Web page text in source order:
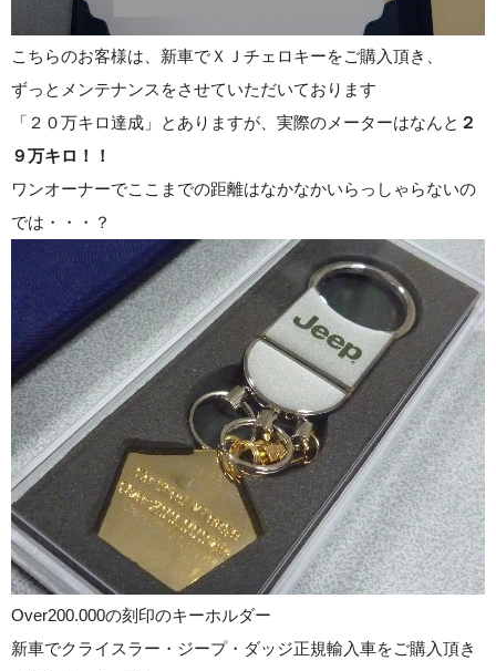
こちらのお客様は、新車でＸＪチェロキーをご購入頂き、
ずっとメンテナンスをさせていただいております
「２０万キロ達成」とありますが、実際のメーターはなんと ２
９万キロ！！
ワンオーナーでここまでの距離はなかなかいらっしゃらないの
では・・・？
Over200.000の刻印のキーホルダー
新車でクライスラー・ジープ・ダッジ正規輸入車をご購入頂き